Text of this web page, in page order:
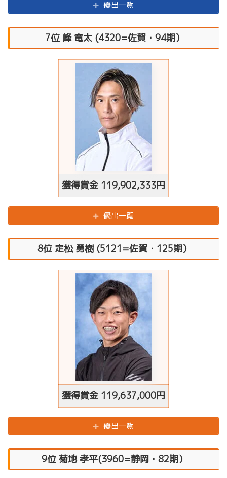
優出一覧
7位 峰 竜太 (4320=佐賀・94期）
獲得賞金 119,902,333円
優出一覧
8位 定松 勇樹 (5121=佐賀・125期）
獲得賞金 119,637,000円
優出一覧
9位 菊地 孝平(3960=静岡・82期）